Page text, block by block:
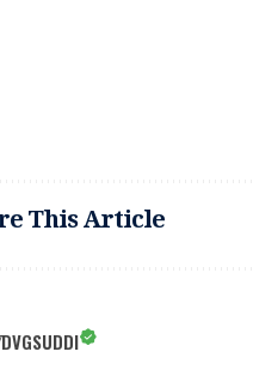
This Article
DVGSUDDI